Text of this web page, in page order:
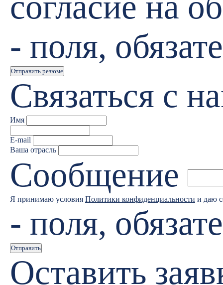
- поля,
Отправить резюме
Связаться с
Имя
E-mail
Ваша отрасль
Сообщение
Я принимаю условия Политики конфиденциальности и даю
- поля,
Отправить
Оставить